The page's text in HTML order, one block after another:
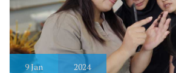
9Jan 2024